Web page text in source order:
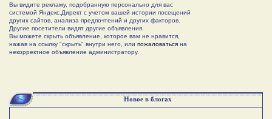
Вы видите рекламу, подобранную персонально для вас
системой Яндекс.Директ с учетом вашей истории посещений
других сайтов, анализа предпочтений и других факторов.
Другие посетители видят другие объявления.
Вы можете скрыть объявление, которое вам не нравится,
нажав на ссылку "скрыть" внутри него, или пожаловаться на
некорректное объявление администратору.
Новое в блогах